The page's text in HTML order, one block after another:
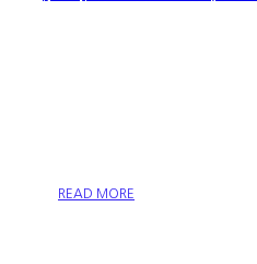
READ MORE